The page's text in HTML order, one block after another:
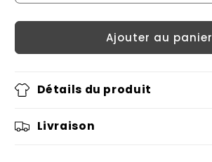
Ajouter au panier
Détails du produit
Livraison